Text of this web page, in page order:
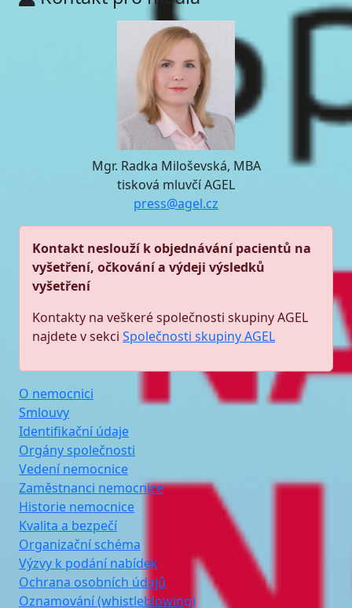
Mgr. Radka Miloševská, MBA
tisková mluvčí AGEL
press@agel.cz
Kontakt neslouží k objednávání pacientů na
vyšetření, očkování a výdeji výsledků
vyšetření
Kontakty na veškeré společnosti skupiny AGEL
najdete v sekci Společnosti skupiny AGEL
O nemocnici
Smlouvy
Identifikační údaje
Orgány společnosti
Vedení nemocnice
Zaměstnanci nemocnice
Historie nemocnice
Kvalita a bezpečí
Organizační schéma
Výzvy k podání nabídek
Ochrana osobních údajů
Oznamování (whistleblowing)